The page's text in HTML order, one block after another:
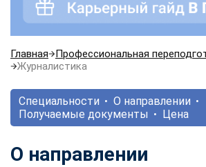
Главная
Профессиональная
Журналистика
Специальности
О направлении
Получаемые документы
Цена
О направлении